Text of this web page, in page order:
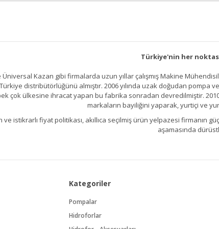
Türkiye'nin her
Üniversal Kazan gibi firmalarda uzun yıllar çalışmış Makine
Türkiye distribütörlüğünü almıştır. 2006 yılında uzak doğudan
çok ülkesine ihracat yapan bu fabrika sonradan devredilmiştir.
markaların bayiliğini yaparak, yurtiçi ve
ve istikrarlı fiyat politikası, akıllıca seçilmiş ürün yelpazesi
aşamasında
Kategoriler
Pompalar
Hidroforlar